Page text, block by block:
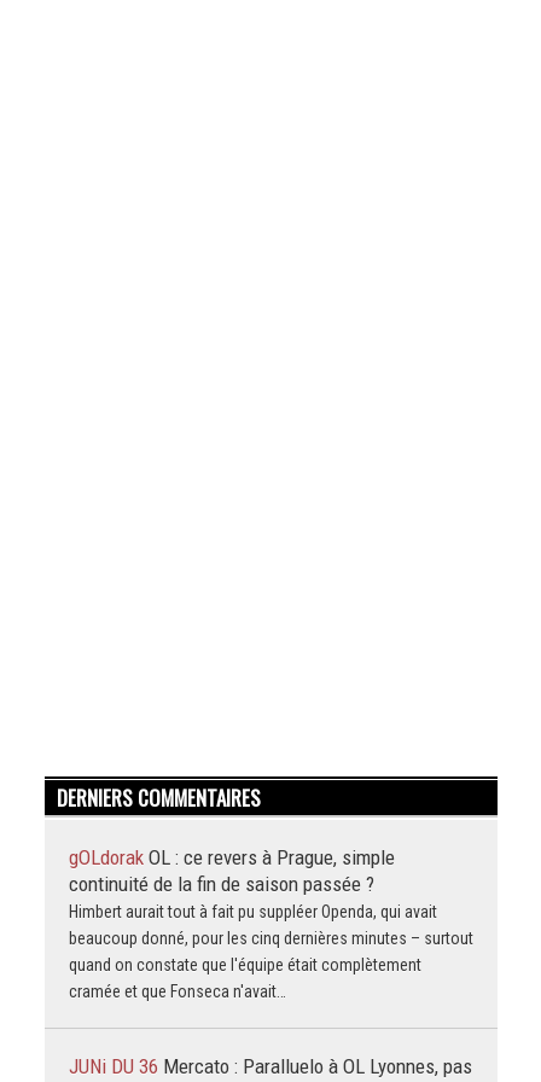
DERNIERS COMMENTAIRES
gOLdorak OL : ce revers à Prague, simple
continuité de la fin de saison passée ?
Himbert aurait tout à fait pu suppléer Openda, qui avait
beaucoup donné, pour les cinq dernières minutes – surtout
quand on constate que l'équipe était complètement
cramée et que Fonseca n'avait…
JUNi DU 36 Mercato : Paralluelo à OL Lyonnes, pas